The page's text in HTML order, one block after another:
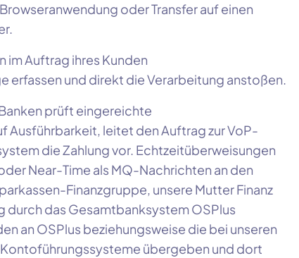
oder Transfer auf einen
im Auftrag ihres Kunden
erfassen und direkt die Verarbeitung anstoßen.
prüft eingereichte
Ausführbarkeit, leitet den Auftrag zur VoP-
die Zahlung vor. Echtzeitüberweisungen
Near-Time als MQ-Nachrichten an den
Finanzgruppe, unsere Mutter Finanz
durch das Gesamtbanksystem OSPlus
an OSPlus beziehungsweise die bei unseren
übergeben und dort